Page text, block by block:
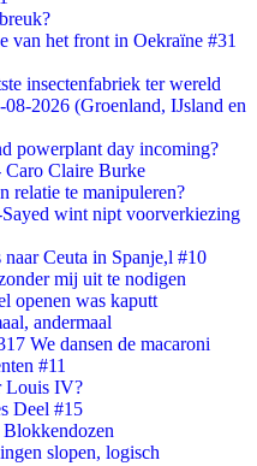
van het front in Oekraïne #31
insectenfabriek ter wereld
2026 (Groenland, IJsland en
powerplant day incoming?
Caro Claire Burke
relatie te manipuleren?
wint nipt voorverkiezing
Ceuta in Spanje,l #10
mij uit te nodigen
openen was kaputt
andermaal
We dansen de macaroni
#11
Louis IV?
Deel #15
slopen, logisch